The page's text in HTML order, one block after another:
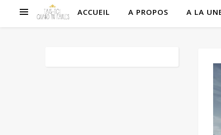
ACCUEIL A PROPOS A LA